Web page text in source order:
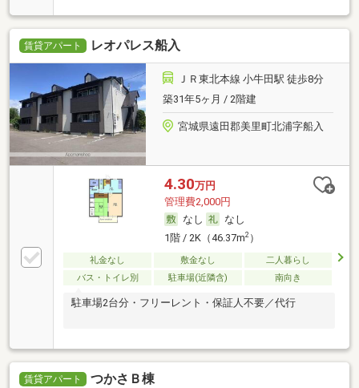
賃貸アパート レオパレス船入
ＪＲ東北本線 小牛田駅 徒歩8分
築31年5ヶ月 / 2階建
宮城県遠田郡美里町北浦字船入
4.30万円
管理費2,000円
なし
なし
1階 / 2K（46.37m2）
礼金なし 敷金なし
二人暮らし
バス・トイレ別
駐車場(近隣含) 南向き
駐車場2台分・フリーレント・保証人不要／代行
賃貸アパート つかさＢ棟